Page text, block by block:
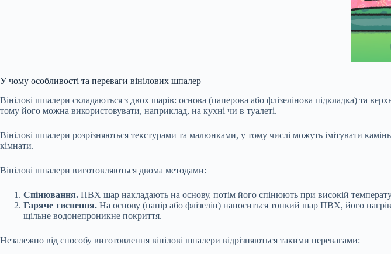
У чому особливості та переваги вінілових шпалер
Вінілові шпалери складаються з двох шарів: основа (паперова або флізелінова підкладка) та
тому його можна використовувати, наприклад, на кухні чи в туалеті.
Вінілові шпалери розрізняються текстурами та малюнками, у тому числі можуть імітувати
кімнати.
Вінілові шпалери виготовляються двома методами:
Спінювання. ПВХ шар накладають на основу, потім його спінюють при високій
Гаряче тиснення. На основу (папір або флізелін) наноситься тонкий шар ПВХ, його
щільне водонепроникне покриття.
Незалежно від способу виготовлення вінілові шпалери відрізняються такими перевагами: